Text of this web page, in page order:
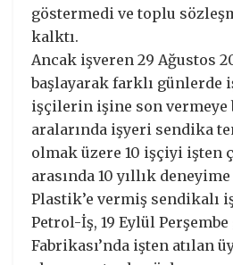
göstermedi ve toplu
kalktı.
Ancak işveren 29 Ağustos
başlayarak farklı günlerde
işçilerin işine son vermeye
aralarında işyeri sendika
olmak üzere 10 işçiyi işten
arasında 10 yıllık
Plastik’e vermiş sendikalı
Petrol-İş, 19 Eylül
Fabrikası’nda işten atılan